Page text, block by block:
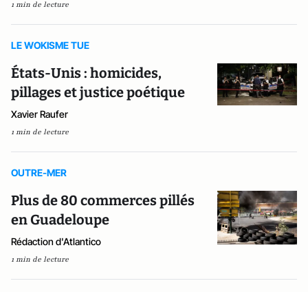
1 min de lecture
LE WOKISME TUE
États-Unis : homicides,
pillages et justice poétique
Xavier Raufer
1 min de lecture
OUTRE-MER
Plus de 80 commerces pillés
en Guadeloupe
Rédaction d'Atlantico
1 min de lecture